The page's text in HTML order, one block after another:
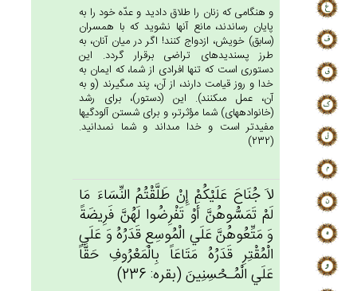
و هنگامى كه زنان را طلاق داديد و عدّه خود را به
پايان رساندند، مانع آنها نشويد كه با همسران
(سابق) خويش، ازدواج كنند! اگر در ميان آنان، به
طرز پسنديده‏اى تراضى برقرار گردد. اين
دستورى است كه تنها افرادى از شما، كه ايمان به
خدا و روز قيامت دارند، از آن، پند مى‏گيرند (و به
آن، عمل مى‏كنند). اين (دستور)، براى رشد
(خانواده‏هاى) شما مؤثرتر، و براى شستن آلودگيها
مفيدتر است و خدا مى‏داند و شما نمى‏دانيد.
(232)
لاَ جُنَاح‌َ عَلَيْكُم‌ْ إِنْ‌ طَلَّقْتُم‌ُ النِّسَاءَ مَا
لَم‌ْ تَمَسُّوهُن‌َّ أَوْ تَفْرِضُوا لَهُن‌َّ فَرِيضَة‌ً
وَ مَتِّعُوهُن‌َّ عَلَي‌ الْمُوسِع‌ِ قَدَرُه‌ُ وَ عَلَي‌
الْمُقْتِرِ قَدَرُه‌ُ مَتَاعَاً بِالْمَعْرُوف‌ِ حَقَّاً
عَلَي‌ الْمُـحْسِنِين‌َ (بقره: 236)